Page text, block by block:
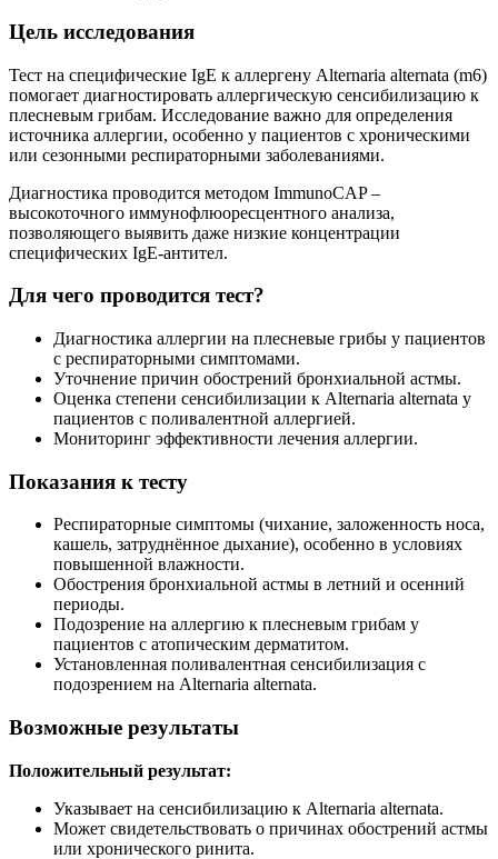
Цель исследования
Тест на специфические IgE к аллергену Alternaria alternata (m6)
помогает диагностировать аллергическую сенсибилизацию к
плесневым грибам. Исследование важно для определения
источника аллергии, особенно у пациентов с хроническими
или сезонными респираторными заболеваниями.
Диагностика проводится методом ImmunoCAP –
высокоточного иммунофлюоресцентного анализа,
позволяющего выявить даже низкие концентрации
специфических IgE-антител.
Для чего проводится тест?
Диагностика аллергии на плесневые грибы у пациентов
с респираторными симптомами.
Уточнение причин обострений бронхиальной астмы.
Оценка степени сенсибилизации к Alternaria alternata у
пациентов с поливалентной аллергией.
Мониторинг эффективности лечения аллергии.
Показания к тесту
Респираторные симптомы (чихание, заложенность носа,
кашель, затруднённое дыхание), особенно в условиях
повышенной влажности.
Обострения бронхиальной астмы в летний и осенний
периоды.
Подозрение на аллергию к плесневым грибам у
пациентов с атопическим дерматитом.
Установленная поливалентная сенсибилизация с
подозрением на Alternaria alternata.
Возможные результаты
Положительный результат:
Указывает на сенсибилизацию к Alternaria alternata.
Может свидетельствовать о причинах обострений астмы
или хронического ринита.